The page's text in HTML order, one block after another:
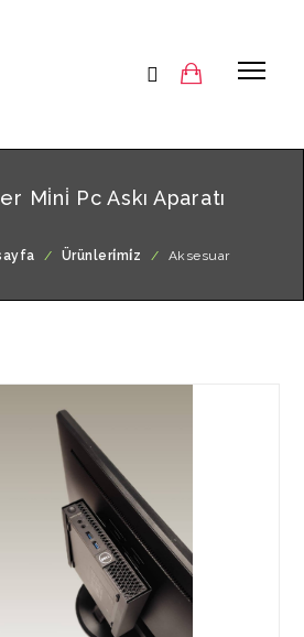
Mi̇ni̇ Pc Askı Aparatı
/ Ürünleri̇mi̇z / Aksesuar